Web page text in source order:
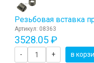
Резьбовая вставка
Артикул: 08363
3528.05 ₽
- + в